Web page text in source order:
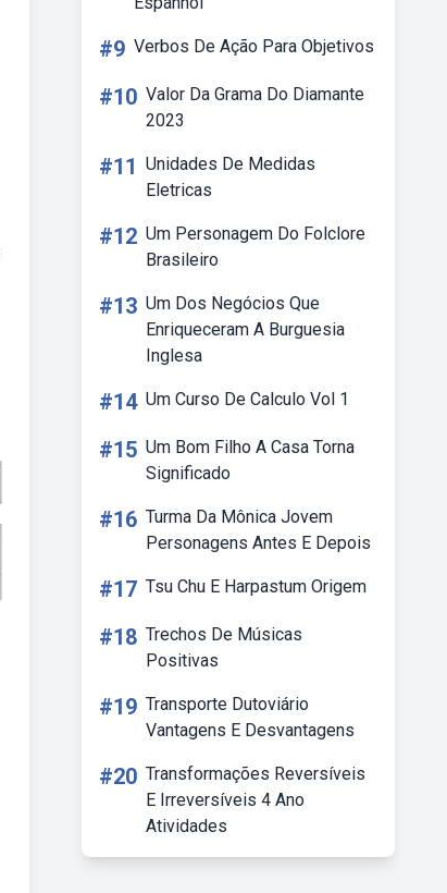
#9 Verbos De Ação Para Objetivos
#10 Valor Da Grama Do Diamante
2023
#11 Unidades De Medidas
Eletricas
#12 Um Personagem Do Folclore
Brasileiro
#13 Um Dos Negócios Que
Enriqueceram A Burguesia
Inglesa
#14 Um Curso De Calculo Vol 1
#15 Um Bom Filho A Casa Torna
Significado
#16 Turma Da Mônica Jovem
Personagens Antes E Depois
#17 Tsu Chu E Harpastum Origem
#18 Trechos De Músicas
Positivas
#19 Transporte Dutoviário
Vantagens E Desvantagens
#20 Transformações Reversíveis
E Irreversíveis 4 Ano
Atividades